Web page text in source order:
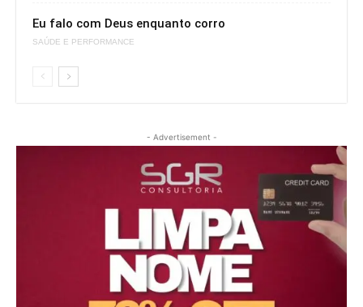
Eu falo com Deus enquanto corro
SAÚDE E PERFORMANCE
- Advertisement -